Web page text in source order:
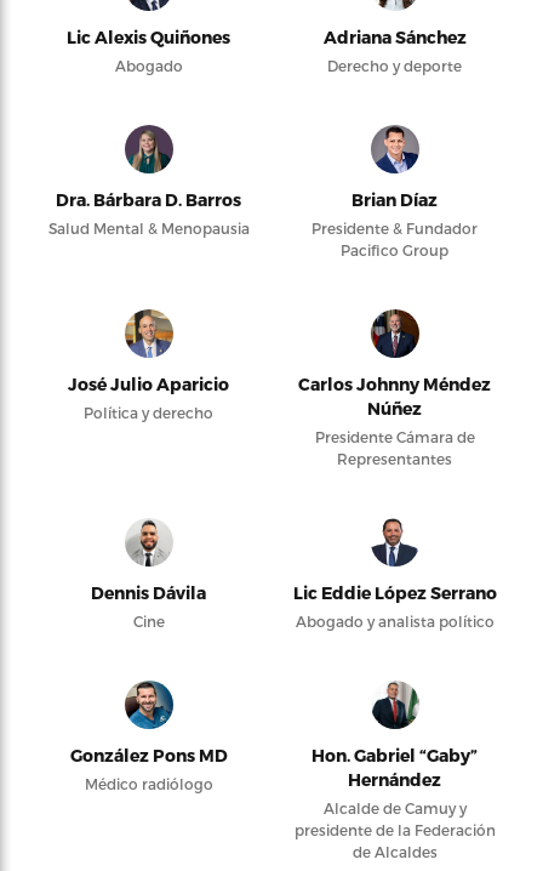
Lic Alexis Quiñones
Abogado
Adriana Sánchez
Derecho y deporte
Dra. Bárbara D. Barros
Salud Mental & Menopausia
Brian Díaz
Presidente & Fundador
Pacifico Group
José Julio Aparicio
Política y derecho
Carlos Johnny Méndez
Núñez
Presidente Cámara de
Representantes
Dennis Dávila
Cine
Lic Eddie López Serrano
Abogado y analista político
González Pons MD
Médico radiólogo
Hon. Gabriel “Gaby”
Hernández
Alcalde de Camuy y
presidente de la Federación
de Alcaldes